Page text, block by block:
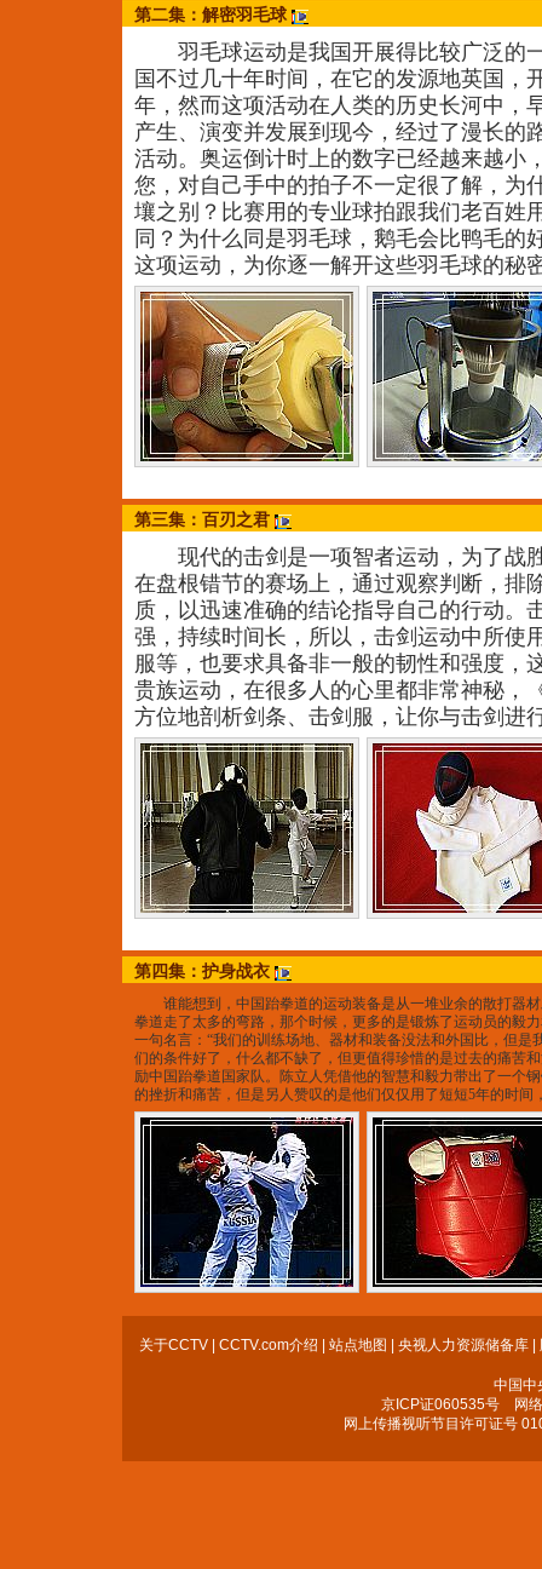
第二集：解密羽毛球
羽毛球运动是我国开展得比较广泛的
国不过几十年时间，在它的发源地英国，
年，然而这项活动在人类的历史长河中，
产生、演变并发展到现今，经过了漫长的
活动。奥运倒计时上的数字已经越来越小
您，对自己手中的拍子不一定很了解，为
壤之别？比赛用的专业球拍跟我们老百姓
同？为什么同是羽毛球，鹅毛会比鸭毛的
这项运动，为你逐一解开这些羽毛球的秘
第三集：百刃之君
现代的击剑是一项智者运动，为了战
在盘根错节的赛场上，通过观察判断，排
质，以迅速准确的结论指导自己的行动。
强，持续时间长，所以，击剑运动中所使
服等，也要求具备非一般的韧性和强度，
贵族运动，在很多人的心里都非常神秘，
方位地剖析剑条、击剑服，让你与击剑进
第四集：护身战衣
谁能想到，中国跆拳道的运动装备是从一堆业余的散打器材
拳道走了太多的弯路，那个时候，更多的是锻炼了运动员的毅
一句名言：“我们的训练场地、器材和装备没法和外国比，但是
们的条件好了，什么都不缺了，但更值得珍惜的是过去的痛苦
励中国跆拳道国家队。陈立人凭借他的智慧和毅力带出了一个
的挫折和痛苦，但是另人赞叹的是他们仅仅用了短短5年的时
关于CCTV| CCTV.com介绍 站点地图 央视人力资源储备库|
中国中
京ICP证060535号网络
网上传播视听节目许可证号